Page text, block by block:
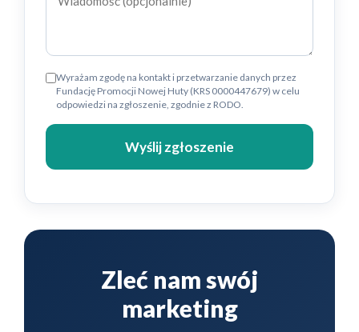
Wyrażam zgodę na kontakt i przetwarzanie danych przez
Fundację Promocji Nowej Huty (KRS 0000447679) w celu
odpowiedzi na zgłoszenie, zgodnie z RODO.
Wyślij zgłoszenie
Zleć nam swój
marketing